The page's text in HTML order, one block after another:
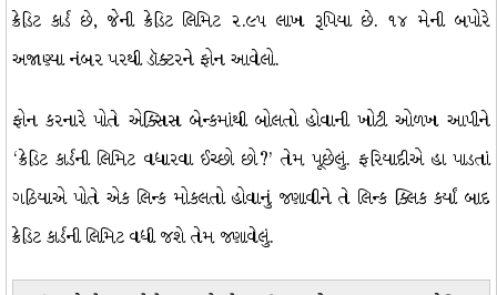
ક્રેડિટ કાર્ડ છે, જેની ક્રેડિટ લિમિટ ૨.૯૫ લાખ રૂપિયા છે. ૧૪ મેની બપોરે
અજાણ્યા નંબર પરથી ડૉક્ટરને ફોન આવેલો.
ફોન કરનારે પોતે એક્સિસ બેન્કમાંથી બોલતો હોવાની ખોટી ઓળખ આપીને
‘ક્રેડિટ કાર્ડની લિમિટ વધારવા ઈચ્છો છો?’ તેમ પૂછેલું. ફરિયાદીએ હા પાડતાં
ગઠિયાએ પોતે એક લિન્ક મોકલતો હોવાનું જણાવીને તે લિન્ક ક્લિક કર્યાં બાદ
ક્રેડિટ કાર્ડની લિમિટ વધી જશે તેમ જણાવેલું.